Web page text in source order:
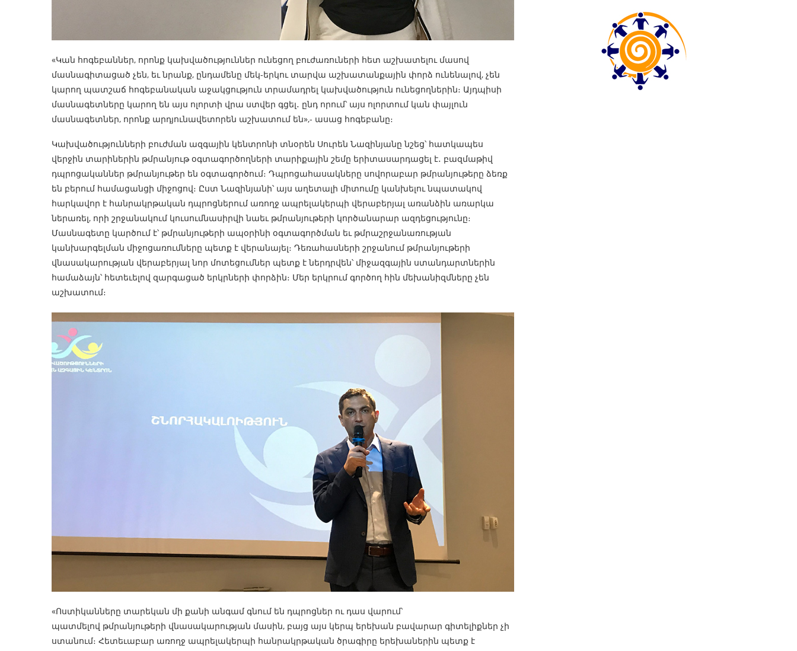
«Կան հոգեբաններ, որոնք կախվածություններ ունեցող բուժառուների հետ աշխատելու մասով
մասնագիտացած չեն, եւ նրանք, ընդամենը մեկ-երկու տարվա աշխատանքային փորձ ունենալով, չեն
կարող պատշաճ հոգեբանական աջակցություն տրամադրել կախվածություն ունեցողներին։ Այդպիսի
մասնագետները կարող են այս ոլորտի վրա ստվեր գցել․ ընդ որում՝ այս ոլորտում կան փայլուն
մասնագետներ, որոնք արդյունավետորեն աշխատում են»,- ասաց հոգեբանը։
Կախվածությունների բուժման ազգային կենտրոնի տնօրեն Սուրեն Նազինյանը նշեց՝ հատկապես
վերջին տարիներին թմրանյութ օգտագործողների տարիքային շեմը երիտասարդացել է․ բազմաթիվ
դպրոցականներ թմրանյութեր են օգտագործում։ Դպրոցահասակները սովորաբար թմրանյութերը ձեռք
են բերում համացանցի միջոցով։ Ըստ Նազինյանի՝ այս աղետալի միտումը կանխելու նպատակով
հարկավոր է հանրակրթական դպրոցներում առողջ ապրելակերպի վերաբերյալ առանձին առարկա
ներառել, որի շրջանակում կուսումնասիրվի նաեւ թմրանյութերի կործանարար ազդեցությունը։
Մասնագետը կարծում է՝ թմրանյութերի ապօրինի օգտագործման եւ թմրաշրջանառության
կանխարգելման միջոցառումները պետք է վերանայել։ Դեռահասների շրջանում թմրանյութերի
վնասակարության վերաբերյալ նոր մոտեցումներ պետք է ներդրվեն՝ միջազգային ստանդարտներին
համաձայն՝ հետեւելով զարգացած երկրների փորձին։ Մեր երկրում գործող հին մեխանիզմները չեն
աշխատում։
«Ոստիկանները տարեկան մի քանի անգամ գնում են դպրոցներ ու դաս վարում՝
պատմելով թմրանյութերի վնասակարության մասին, բայց այս կերպ երեխան բավարար գիտելիքներ չի
ստանում։ Հետեւաբար առողջ ապրելակերպի հանրակրթական ծրագիրը երեխաներին պետք է